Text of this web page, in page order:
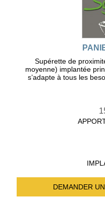
Supérette de
moyenne) implantée
s’adapte à tous les
DEMANDER